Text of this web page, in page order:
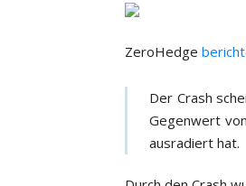
ZeroHedge
Der Crash
Gegenwert
ausradiert hat.